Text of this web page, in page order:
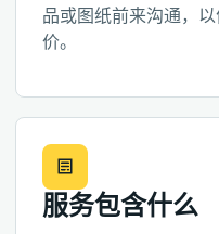
品或图纸前来沟通，
价。
服务包含什么